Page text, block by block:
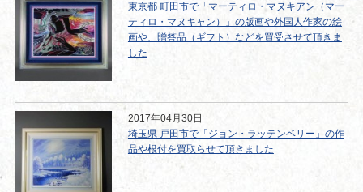
東京都 町田市で「マーティロ・マヌキアン（マー
ティロ・マヌキャン）」の版画や外国人作家の絵
画や、贈答品（ギフト）などを買受させて頂きま
した
2017年04月30日
埼玉県 戸田市で「ジョン・ラッテンベリー」の作
品や根付を買取らせて頂きました